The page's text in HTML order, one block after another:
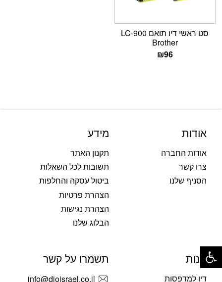
סט ראשי דיו תואם LC-900
Brother
₪96
אודות
אודות החברה
צרו קשר
הסניף שלנו
מידע
תקנון האתר
תשובות לכל השאלות
ביטול עסקה והחלפות
הצהרת פרטיות
הצהרת נגישות
הבלוג שלנו
חנות
דיו למדפסות
תשמרו על קשר
info@dioisrael.co.il
פתח סרגל נגישות